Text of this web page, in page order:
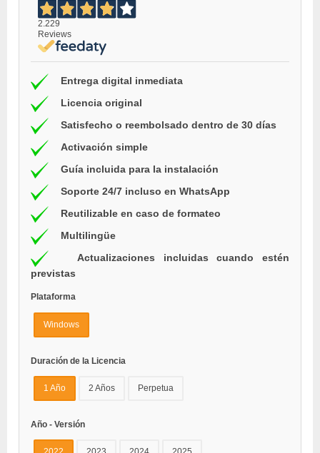
2.229
Reviews
Entrega digital inmediata
Licencia original
Satisfecho o reembolsado dentro de 30 días
Activación simple
Guía incluida para la instalación
Soporte 24/7 incluso en WhatsApp
Reutilizable en caso de formateo
Multilingüe
Actualizaciones incluidas cuando estén
previstas
Plataforma
Windows
Duración de la Licencia
1 Año 2 Años Perpetua
Año - Versión